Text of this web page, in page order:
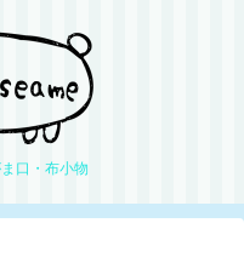
口・布小物